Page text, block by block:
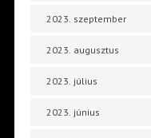
2023. szeptember
2023. augusztus
2023. július
2023. június